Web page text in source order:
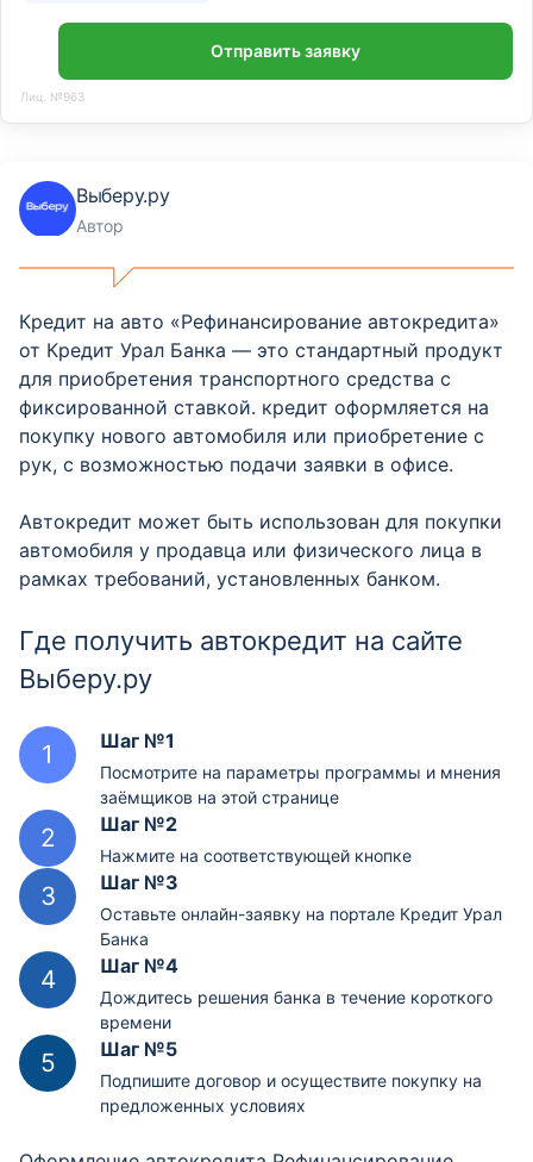
Отправить заявку
Лиц. №963
Выберу.ру
Автор
Кредит на авто «Рефинансирование автокредита»
от Кредит Урал Банка — это стандартный продукт
для приобретения транспортного средства с
фиксированной ставкой. кредит оформляется на
покупку нового автомобиля или приобретение с
рук, с возможностью подачи заявки в офисе.
Автокредит может быть использован для покупки
автомобиля у продавца или физического лица в
рамках требований, установленных банком.
Где получить автокредит на сайте
Выберу.ру
Шаг №1
Посмотрите на параметры программы и мнения
заёмщиков на этой странице
Шаг №2
Нажмите на соответствующей кнопке
Шаг №3
Оставьте онлайн-заявку на портале Кредит Урал
Банка
Шаг №4
Дождитесь решения банка в течение короткого
времени
Шаг №5
Подпишите договор и осуществите покупку на
предложенных условиях